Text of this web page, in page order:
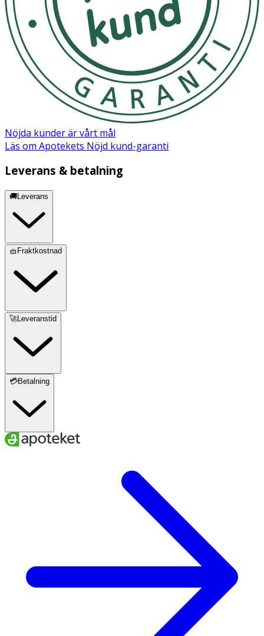
sorbate, Citric acid, Palmitoyl tetrapeptide-94, Palmitoyl
tetrapeptide-95, Palmitoyl tetrapeptide-7.
Nöjda kunder är vårt mål
Läs om Apotekets Nöjd kund-garanti
Leverans & betalning
🚚Leverans
🧺Fraktkostnad
🚀Leveranstid
💳Betalning